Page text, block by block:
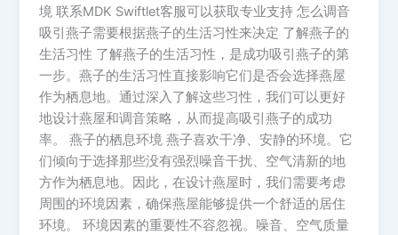
境 联系MDK Swiftlet客服可以获取专业支持 怎么调音
吸引燕子需要根据燕子的生活习性来决定 了解燕子的
生活习性 了解燕子的生活习性，是成功吸引燕子的第
一步。燕子的生活习性直接影响它们是否会选择燕屋
作为栖息地。通过深入了解这些习性，我们可以更好
地设计燕屋和调音策略，从而提高吸引燕子的成功
率。 燕子的栖息环境 燕子喜欢干净、安静的环境。它
们倾向于选择那些没有强烈噪音干扰、空气清新的地
方作为栖息地。因此，在设计燕屋时，我们需要考虑
周围的环境因素，确保燕屋能够提供一个舒适的居住
环境。 环境因素的重要性不容忽视。噪音、空气质量